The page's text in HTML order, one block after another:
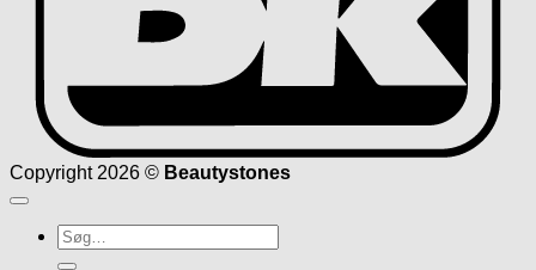
Copyright 2026 © Beautystones
Søg
efter: